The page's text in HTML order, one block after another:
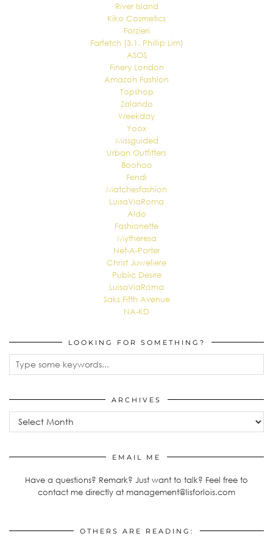
River Island
Kiko Cosmetics
Forzieri
Farfetch (3.1. Phillip Lim)
ASOS
Finery London
Amazon Fashion
Topshop
Zalando
Weekday
Yoox
Missguided
Urban Outfitters
Boohoo
Fendi
Matchesfashion
LuisaViaRoma
Aldo
Fashionette
Mytheresa
Net-A-Porter
Christ Juweliere
Public Desire
LuisaViaRoma
Saks Fifth Avenue
NA-KD
LOOKING FOR SOMETHING?
ARCHIVES
Archives
EMAIL ME
Have a questions? Remark? Just want to talk? Feel free to
contact me directly at management@lisforlois.com
OTHERS ARE READING: